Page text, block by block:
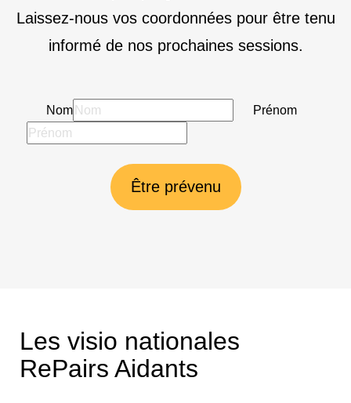
Laissez-nous vos coordonnées pour être tenu
informé de nos prochaines sessions.
Nom Prénom
Être prévenu
Les visio nationales
RePairs Aidants